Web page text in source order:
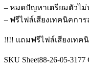
– หมดปัญหาเตรียมตัวไ
– ฟรีไฟล์เสียงเทคนิคก
!!!! แถมฟรีไฟล์เสียงเท
SKU Sheet88-26-05-3177